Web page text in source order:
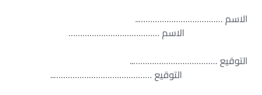
الاسم ………………………………..
الاسم …………………………………
التوقيع ………………………………..
التوقيع ……………………………………..